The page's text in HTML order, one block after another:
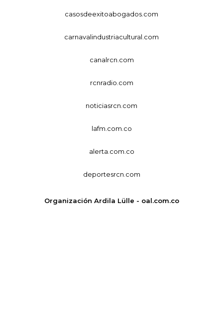
casosdeexitoabogados.com
carnavalindustriacultural.com
canalrcn.com
rcnradio.com
noticiasrcn.com
lafm.com.co
alerta.com.co
deportesrcn.com
Organización Ardila Lülle - oal.com.co